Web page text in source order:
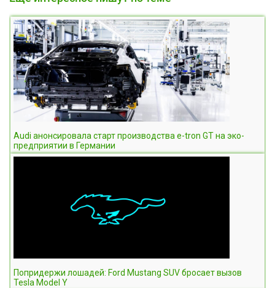
Audi анонсировала старт производства e-tron GT на эко-
предприятии в Германии
Попридержи лошадей: Ford Mustang SUV бросает вызов
Tesla Model Y